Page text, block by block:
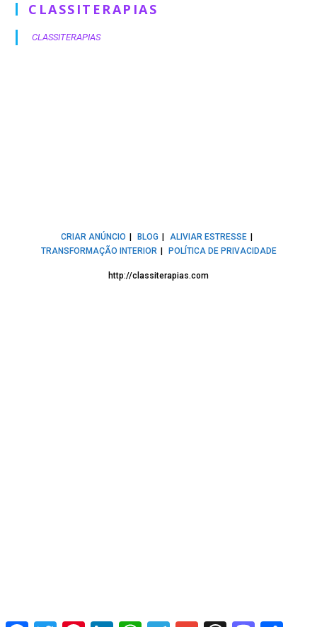
CLASSITERAPIAS
CLASSITERAPIAS
CRIAR ANÚNCIO BLOG
ALIVIAR ESTRESSE
TRANSFORMAÇÃO INTERIOR
POLÍTICA DE PRIVACIDADE
http://classiterapias.com